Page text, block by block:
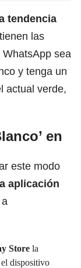
tendencia
las
sea
y tenga un
actual verde,
en
este modo
aplicación
Store la
dispositivo